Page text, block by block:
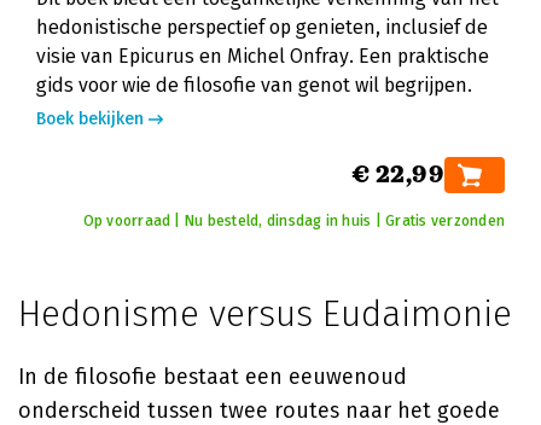
hedonistische perspectief op genieten, inclusief de
visie van Epicurus en Michel Onfray. Een praktische
gids voor wie de filosofie van genot wil begrijpen.
Boek bekijken
€ 22,99
Op voorraad | Nu besteld, dinsdag in huis | Gratis verzonden
Hedonisme versus Eudaimonie
In de filosofie bestaat een eeuwenoud
onderscheid tussen twee routes naar het goede